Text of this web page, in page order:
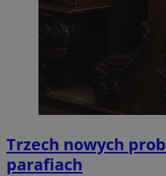
Trzech nowych
parafiach